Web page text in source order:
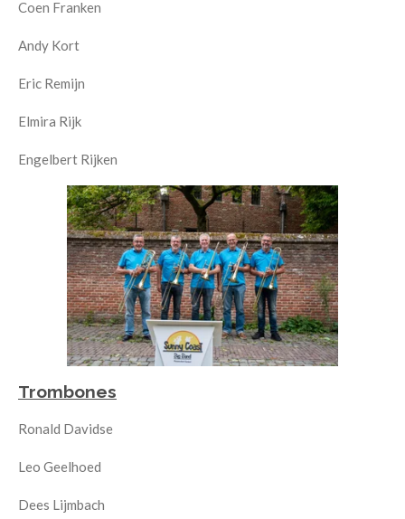
Coen Franken
Andy Kort
Eric Remijn
Elmira Rijk
Engelbert Rijken
Trombones
Ronald Davidse
Leo Geelhoed
Dees Lijmbach